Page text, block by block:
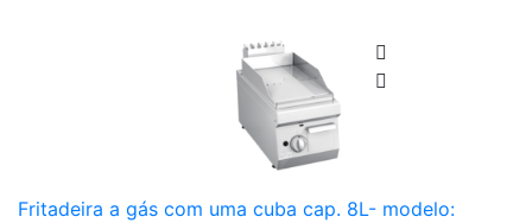
Fritadeira a gás com uma cuba cap. 8L- modelo: